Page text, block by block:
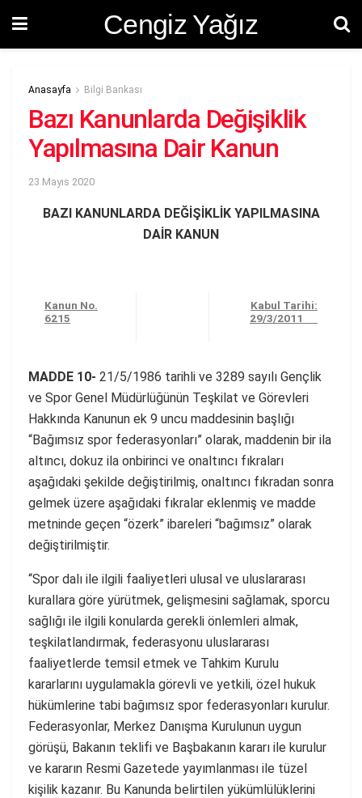
Cengiz Yağız
Anasayfa Bilgi Bankası
Bazı Kanunlarda Değişiklik
Yapılmasına Dair Kanun
23 Mayıs 2020
BAZI KANUNLARDA DEĞİŞİKLİK YAPILMASINA
DAİR KANUN
Kanun No.
6215
Kabul Tarihi:
29/3/2011
MADDE 10- 21/5/1986 tarihli ve 3289 sayılı Gençlik
ve Spor Genel Müdürlüğünün Teşkilat ve Görevleri
Hakkında Kanunun ek 9 uncu maddesinin başlığı
“Bağımsız spor federasyonları” olarak, maddenin bir ila
altıncı, dokuz ila onbirinci ve onaltıncı fıkraları
aşağıdaki şekilde değiştirilmiş, onaltıncı fıkradan sonra
gelmek üzere aşağıdaki fıkralar eklenmiş ve madde
metninde geçen “özerk” ibareleri “bağımsız” olarak
değiştirilmiştir.
“Spor dalı ile ilgili faaliyetleri ulusal ve uluslararası
kurallara göre yürütmek, gelişmesini sağlamak, sporcu
sağlığı ile ilgili konularda gerekli önlemleri almak,
teşkilatlandırmak, federasyonu uluslararası
faaliyetlerde temsil etmek ve Tahkim Kurulu
kararlarını uygulamakla görevli ve yetkili, özel hukuk
hükümlerine tabi bağımsız spor federasyonları kurulur.
Federasyonlar, Merkez Danışma Kurulunun uygun
görüşü, Bakanın teklifi ve Başbakanın kararı ile kurulur
ve kararın Resmi Gazetede yayımlanması ile tüzel
kişilik kazanır. Bu Kanunda belirtilen yükümlülüklerini